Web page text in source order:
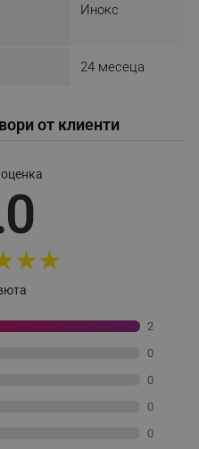
Инокс
24 месеца
от клиенти
★★
2
0
0
0
0
.alleop.bg
.alleop.bg